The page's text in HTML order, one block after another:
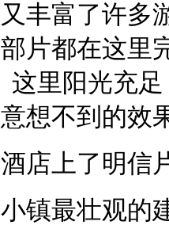
丰富了许多
片都在这里
这里阳光充
想不到的效
店上了明信
镇最壮观的